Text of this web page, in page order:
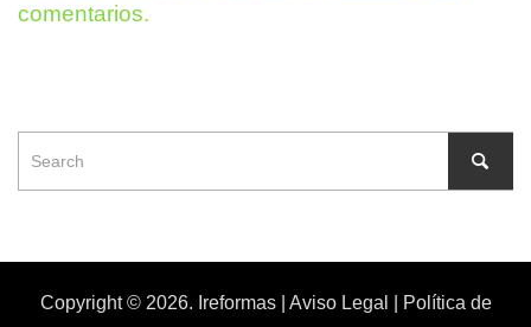
comentarios.
Copyright © 2026. Ireformas | Aviso Legal | Política de